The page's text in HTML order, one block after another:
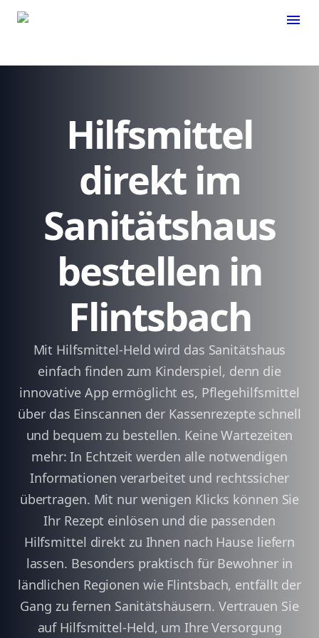
menu
Hilfsmittel
direkt im
Sanitätshaus
bestellen in
Flintsbach
Mit Hilfsmittel-Held wird das Sanitätshaus
einfach finden zum Kinderspiel, denn die
innovative App ermöglicht es, Pflegehilfsmittel
über das Einscannen der Kassenrezepte schnell
und bequem zu bestellen. Keine Wartezeiten
mehr: In Echtzeit werden alle notwendigen
Informationen verarbeitet und rechtssicher
übertragen. Mit nur wenigen Klicks können Sie
Ihr Rezept einlösen und die passenden
Hilfsmittel direkt zu Ihnen nach Hause liefern
lassen. Besonders praktisch für Bewohner in
ländlichen Regionen wie Flintsbach, entfällt der
Gang zu fernen Sanitätshäusern. Vertrauen Sie
auf Hilfsmittel-Held, um Ihre Versorgung